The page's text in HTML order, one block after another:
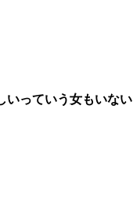
いっていう女もいない